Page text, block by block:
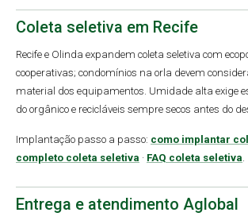
Coleta seletiva em Recife
Recife e Olinda expandem coleta seletiva com
cooperativas; condomínios na orla devem
material dos equipamentos. Umidade alta exige
do orgânico e recicláveis sempre secos antes do
Implantação passo a passo: como implantar
completo coleta seletiva · FAQ coleta seletiva
Entrega e atendimento Aglobal